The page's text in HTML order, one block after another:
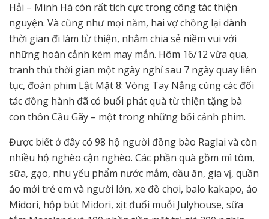
Hải – Minh Hà còn rất tích cực trong công tác thiện
nguyện. Và cũng như mọi năm, hai vợ chồng lại dành
thời gian đi làm từ thiện, nhằm chia sẻ niềm vui với
những hoàn cảnh kém may mắn. Hôm 16/12 vừa qua,
tranh thủ thời gian một ngày nghỉ sau 7 ngày quay liên
tục, đoàn phim Lật Mặt 8: Vòng Tay Nắng cùng các đối
tác đồng hành đã có buổi phát quà từ thiện tặng bà
con thôn Cầu Gãy – một trong những bối cảnh phim.
Được biết ở đây có 98 hộ người đồng bào Raglai và còn
nhiều hộ nghèo cận nghèo. Các phần quà gồm mì tôm,
sữa, gạo, nhu yếu phẩm nước mắm, dầu ăn, gia vị, quần
áo mới trẻ em và người lớn, xe đồ chơi, balo kakapo, áo
Midori, hộp bút Midori, xịt đuổi muỗi Julyhouse, sữa